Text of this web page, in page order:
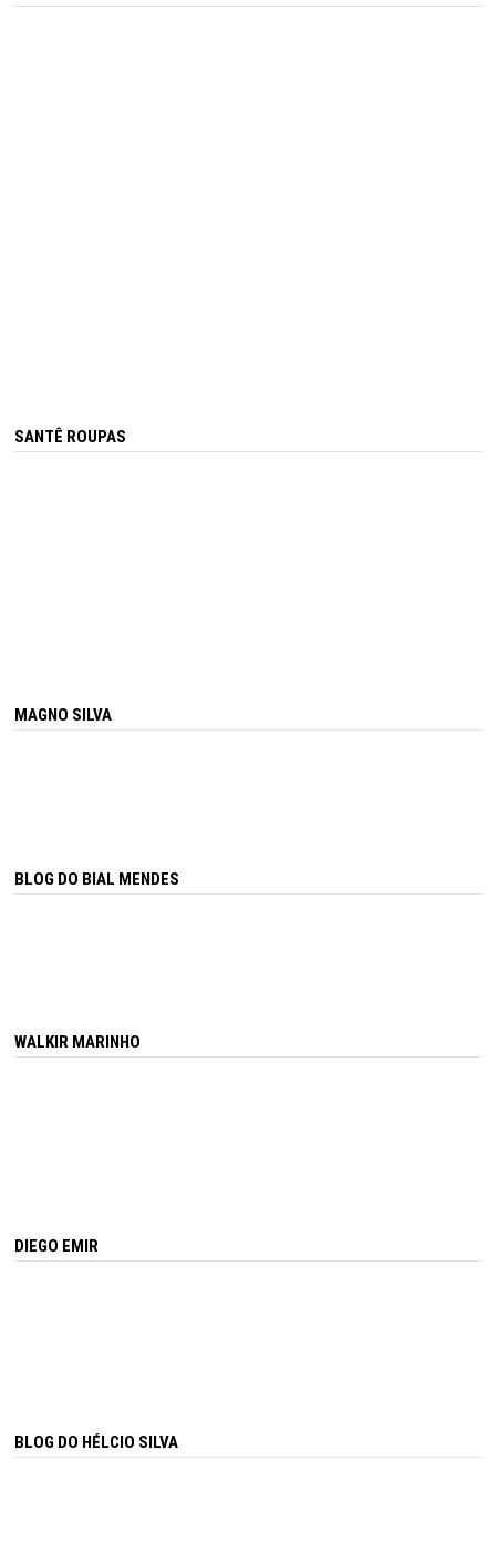
SANTÊ ROUPAS
MAGNO SILVA
BLOG DO BIAL MENDES
WALKIR MARINHO
DIEGO EMIR
BLOG DO HÉLCIO SILVA